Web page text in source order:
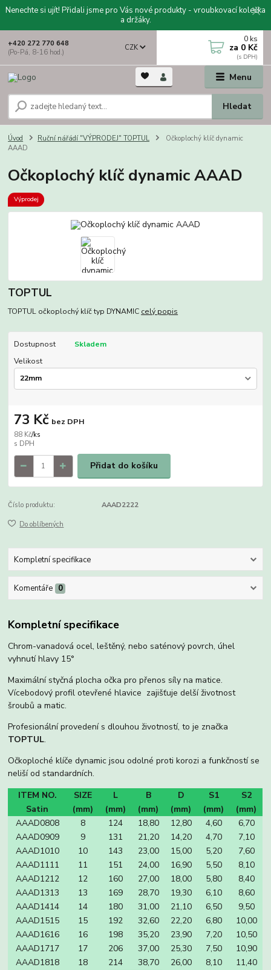
Nenechte si ujít! Přidali jsme pro Vás nové produkty - vroubkovací kolečka
a držáky.
Menu
CZK
Hledat
+420 272 770 648
(Po-Pá, 8-16 hod.)
0 ks
za 0 Kč
Úvod Ruční nářádí "VÝPRODEJ" TOPTUL
Očkoplochý klíč dynamic
AAAD
Očkoplochý klíč dynamic AAAD
Výprodej
TOPTUL
TOPTUL očkoplochý klíč typ DYNAMIC celý popis
Dostupnost
Skladem
Velikost
88 Kč/ks
73 Kč bez DPH
Přidat do košíku
Číslo produktu: AAAD2222
Do oblíbených
Kompletní specifikace
Komentáře 0
Kompletní specifikace
Chrom-vanadová ocel, leštěný, nebo saténový povrch, úhel
vyhnutí hlavy 15°
Maximální styčná plocha očka pro přenos síly na matice.
Vícebodový profil otevřené hlavice zajišťuje delší životnost
šroubů a matic.
Profesionální provedení s dlouhou životností, to je značka
TOPTUL.
Očkoploché klíče dynamic jsou odolné proti korozi a funkčností se
neliší od standardních.
ITEM NO.
SIZE L B D S1
S2
Satin
(mm) (mm) (mm) (mm) (mm)
(mm)
AAAD0808
8 124 18,80 12,80 4,60
6,70
AAAD0909
9 131 21,20 14,20 4,70
7,10
AAAD1010
10 143 23,00 15,00 5,20
7,60
AAAD1111
11 151 24,00 16,90 5,50
8,10
AAAD1212
12 160 27,00 18,00 5,80
8,40
AAAD1313
13 169 28,70 19,30 6,10
8,60
AAAD1414
14 180 31,00 21,10 6,50
9,50
AAAD1515
15 192 32,60 22,20 6,80
10,00
AAAD1616
16 198 35,20 23,90 7,20
10,50
AAAD1717
17 206 37,00 25,30 7,50
10,90
AAAD1818
18 214 38,70 26,00 8,10
11,40